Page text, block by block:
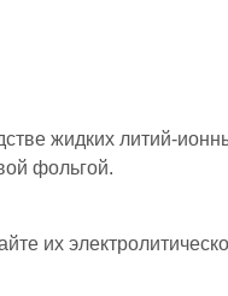
жидких литий-
фольгой.
их